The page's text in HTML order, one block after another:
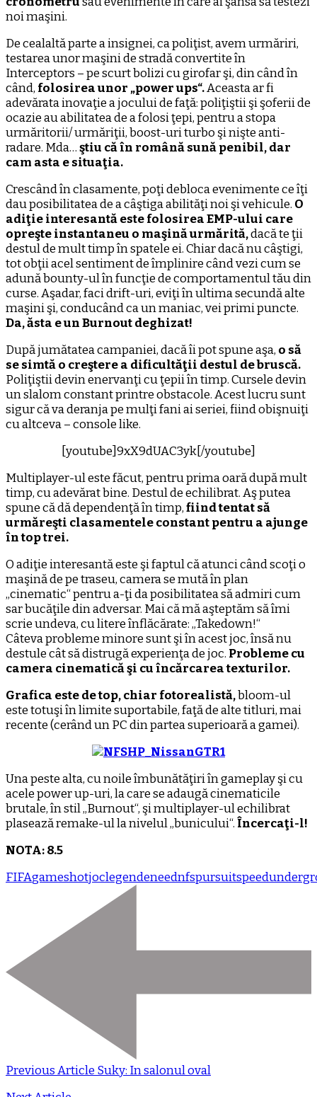
noi maşini.
De cealaltă parte a insignei, ca poliţist, avem urmăriri,
testarea unor maşini de stradă convertite în
Interceptors – pe scurt bolizi cu girofar şi, din când în
când, folosirea unor „power ups“.Aceasta ar fi
adevărata inovaţie a jocului de faţă: poliţiştii şi şoferii de
ocazie au abilitatea de a folosi ţepi, pentru a stopa
urmăritorii/ urmăriţii, boost-uri turbo şi nişte anti-
radare. Mda…ştiu că în română sună penibil, dar
cam asta e situaţia.
Crescând în clasamente, poţi debloca evenimente ce îţi
dau posibilitatea de a câştiga abilităţi noi şi vehicule. O
adiţie interesantă este folosirea EMP-ului care
opreşte instantaneu o maşină urmărită,dacă te ţii
destul de mult timp în spatele ei. Chiar dacă nu câştigi,
tot obţii acel sentiment de împlinire când vezi cum se
adună bounty-ul în funcţie de comportamentul tău din
curse. Aşadar, faci drift-uri, eviţi în ultima secundă alte
maşini şi, conducând ca un maniac, vei primi puncte.
Da, ăsta e un Burnout deghizat!
După jumătatea campaniei, dacă îi pot spune aşa, o să
se simtă o creştere a dificultăţii destul de bruscă.
Poliţiştii devin enervanţi cu ţepii în timp. Cursele devin
un slalom constant printre obstacole. Acest lucru sunt
sigur că va deranja pe mulţi fani ai seriei, fiind obişnuiţi
cu altceva – console like.
[youtube]9xX9dUAC3yk[/youtube]
Multiplayer-ul este făcut, pentru prima oară după mult
timp, cu adevărat bine. Destul de echilibrat. Aş putea
spune că dă dependenţă în timp,fiind tentat să
urmăreşti clasamentele constant pentru a ajunge
în top trei.
O adiţie interesantă este şi faptul că atunci când scoţi o
maşină de pe traseu, camera se mută în plan
„cinematic“ pentru a-ţi da posibilitatea să admiri cum
sar bucăţile din adversar. Mai că mă aşteptăm să îmi
scrie undeva, cu litere înflăcărate: „Takedown!“
Câteva probleme minore sunt şi în acest joc, însă nu
destule cât să distrugă experienţa de joc. Probleme cu
camera cinematică şi cu încărcarea texturilor.
Grafica este de top, chiar fotorealistă,bloom-ul
este totuşi în limite suportabile, faţă de alte titluri, mai
recente (cerând un PC din partea superioară a gamei).
Una peste alta, cu noile îmbunătăţiri în gameplay şi cu
acele power up-uri, la care se adaugă cinematicile
brutale, în stil „Burnout“, şi multiplayer-ul echilibrat
plasează remake-ul la nivelul „bunicului“. Încercaţi-l!
NOTA: 8.5
FIFAgameshotjoclegendeneednfspursuitspeed
Previous Article Suky: In salonul oval